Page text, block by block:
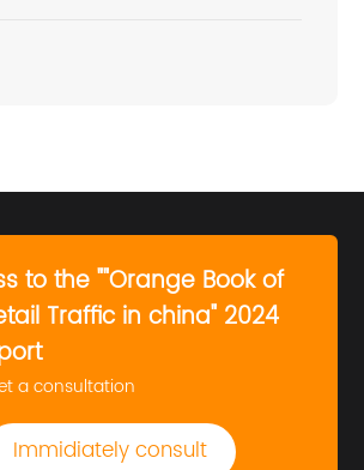
to the ""Orange Book of
Traffic in china" 2024
a consultation
Immidiately consult